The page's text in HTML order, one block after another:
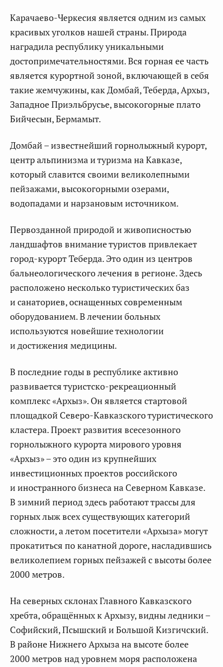
Карачаево-Черкесия является одним из самых
красивых уголков нашей страны. Природа
наградила республику уникальными
достопримечательностями. Вся горная ее часть
является курортной зоной, включающей в себя
такие жемчужины, как Домбай, Теберда, Архыз,
Западное Приэльбрусье, высокогорные плато
Бийчесын, Бермамыт.
Домбай – известнейший горнолыжный курорт,
центр альпинизма и туризма на Кавказе,
который славится своими великолепными
пейзажами, высокогорными озерами,
водопадами и нарзановым источником.
Первозданной природой и живописностью
ландшафтов внимание туристов привлекает
город-курорт Теберда. Это один из центров
бальнеологического лечения в регионе. Здесь
расположено несколько туристических баз
и санаториев, оснащенных современным
оборудованием. В лечении больных
используются новейшие технологии
и достижения медицины.
В последние годы в республике активно
развивается туристско-рекреационный
комплекс «Архыз». Он является стартовой
площадкой Северо-Кавказского туристического
кластера. Проект развития всесезонного
горнолыжного курорта мирового уровня
«Архыз» – это один из крупнейших
инвестиционных проектов российского
и иностранного бизнеса на Северном Кавказе.
В зимний период здесь работают трассы для
горных лыж всех существующих категорий
сложности, а летом посетители «Архыза» могут
прокатиться по канатной дороге, насладившись
великолепием горных пейзажей с высоты более
2000 метров.
На северных склонах Главного Кавказского
хребта, обращённых к Архызу, видны ледники –
Софийский, Псышский и Большой Кизгичский.
В районе Нижнего Архыза на высоте более
2000 метров над уровнем моря расположена